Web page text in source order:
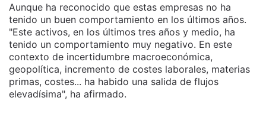
Aunque ha reconocido que estas empresas no ha
tenido un buen comportamiento en los últimos años.
"Este activos, en los últimos tres años y medio, ha
tenido un comportamiento muy negativo. En este
contexto de incertidumbre macroeconómica,
geopolítica, incremento de costes laborales, materias
primas, costes... ha habido una salida de flujos
elevadísima", ha afirmado.